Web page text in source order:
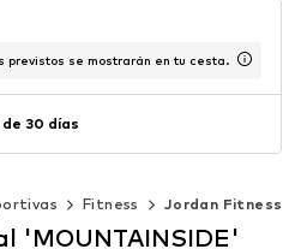
previstos se mostrarán en tu cesta.
30 días
Fitness Jordan Fitness
'MOUNTAINSIDE'